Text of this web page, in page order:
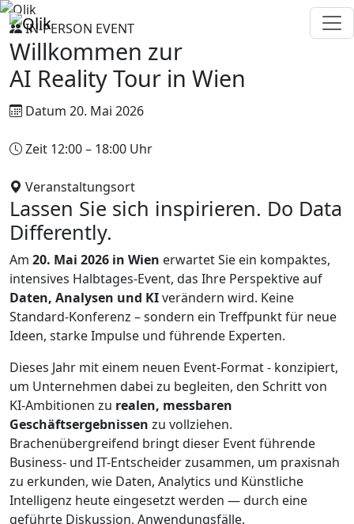
IN-PERSON EVENT
Willkommen zur
AI Reality Tour in Wien
Datum 20. Mai 2026
Zeit 12:00 – 18:00 Uhr
Veranstaltungsort
Lassen Sie sich inspirieren. Do Data
Differently.
Am 20. Mai 2026 in Wien erwartet Sie ein kompaktes,
intensives Halbtages-Event, das Ihre Perspektive auf
Daten, Analysen und KIverändern wird. Keine
Standard-Konferenz – sondern ein Treffpunkt für neue
Ideen, starke Impulse und führende Experten.
Dieses Jahr mit einem neuen Event-Format - konzipiert,
um Unternehmen dabei zu begleiten, den Schritt von
KI-Ambitionen zu realen, messbaren
Geschäftsergebnissen zu vollziehen.
Brachenübergreifend bringt dieser Event führende
Business- und IT-Entscheider zusammen, um praxisnah
zu erkunden, wie Daten, Analytics und Künstliche
Intelligenz heute eingesetzt werden — durch eine
geführte Diskussion, Anwendungsfälle,